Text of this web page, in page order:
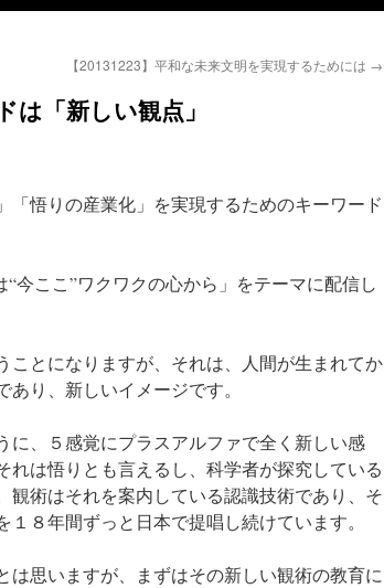
【20131223】平和な未来文明を実現するためには →
は「新しい観点」
「悟りの産業化」を実現するためのキーワード
今ここ”ワクワクの心から」をテーマに配信し
ことになりますが、それは、人間が生まれてか
り、新しいイメージです。
に、５感覚にプラスアルファで全く新しい感
は悟りとも言えるし、科学者が探究している
観術はそれを案内している認識技術であり、そ
８年間ずっと日本で提唱し続けています。
思いますが、まずはその新しい観術の教育に